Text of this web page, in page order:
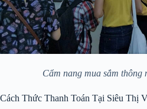
Cẩm nang mua sắm
Cách Thức Thanh Toán Tại Siêu Thị